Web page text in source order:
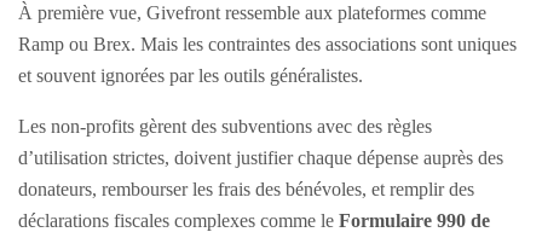
À première vue, Givefront ressemble aux plateformes comme
Ramp ou Brex. Mais les contraintes des associations sont uniques
et souvent ignorées par les outils généralistes.
Les non-profits gèrent des subventions avec des règles
d’utilisation strictes, doivent justifier chaque dépense auprès des
donateurs, rembourser les frais des bénévoles, et remplir des
déclarations fiscales complexes comme le Formulaire 990 de